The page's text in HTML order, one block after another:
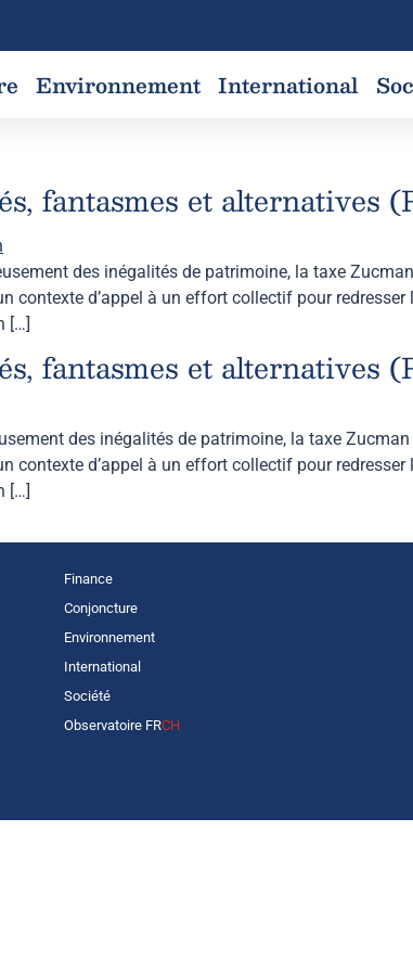
Environnement International
fantasmes et alternatives
des inégalités de patrimoine, la taxe
contexte d’appel à un effort collectif pour
[…]
fantasmes et alternatives
des inégalités de patrimoine, la taxe
contexte d’appel à un effort collectif pour
[…]
Finance
Conjoncture
Environnement
International
Société
Observatoire FRCH